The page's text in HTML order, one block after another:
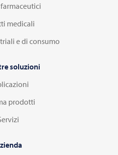
medicali
e di consumo
soluzioni
prodotti